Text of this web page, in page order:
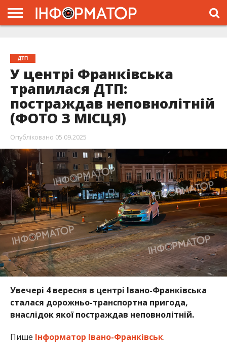
ДТП
У центрі Франківська
трапилася ДТП:
постраждав неповнолітній
(ФОТО З МІСЦЯ)
Опубліковано 05.09.2025
Увечері 4 вересня в центрі Івано-Франківська
сталася дорожньо-транспортна пригода,
внаслідок якої постраждав неповнолітній.
Пише Інформатор Івано-Франківськ.